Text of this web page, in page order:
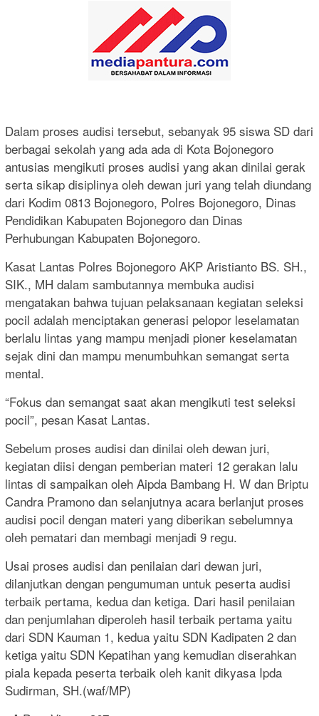
Dalam proses audisi tersebut, sebanyak 95 siswa SD dari
berbagai sekolah yang ada ada di Kota Bojonegoro
antusias mengikuti proses audisi yang akan dinilai gerak
serta sikap disiplinya oleh dewan juri yang telah diundang
dari Kodim 0813 Bojonegoro, Polres Bojonegoro, Dinas
Pendidikan Kabupaten Bojonegoro dan Dinas
Perhubungan Kabupaten Bojonegoro.
Kasat Lantas Polres Bojonegoro AKP Aristianto BS. SH.,
SIK., MH dalam sambutannya membuka audisi
mengatakan bahwa tujuan pelaksanaan kegiatan seleksi
pocil adalah menciptakan generasi pelopor leselamatan
berlalu lintas yang mampu menjadi pioner keselamatan
sejak dini dan mampu menumbuhkan semangat serta
mental.
“Fokus dan semangat saat akan mengikuti test seleksi
pocil”, pesan Kasat Lantas.
Sebelum proses audisi dan dinilai oleh dewan juri,
kegiatan diisi dengan pemberian materi 12 gerakan lalu
lintas di sampaikan oleh Aipda Bambang H. W dan Briptu
Candra Pramono dan selanjutnya acara berlanjut proses
audisi pocil dengan materi yang diberikan sebelumnya
oleh pematari dan membagi menjadi 9 regu.
Usai proses audisi dan penilaian dari dewan juri,
dilanjutkan dengan pengumuman untuk peserta audisi
terbaik pertama, kedua dan ketiga. Dari hasil penilaian
dan penjumlahan diperoleh hasil terbaik pertama yaitu
dari SDN Kauman 1, kedua yaitu SDN Kadipaten 2 dan
ketiga yaitu SDN Kepatihan yang kemudian diserahkan
piala kepada peserta terbaik oleh kanit dikyasa Ipda
Sudirman, SH.(waf/MP)